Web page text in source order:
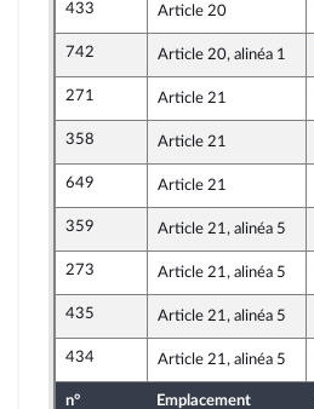
433 Article 20
742 Article 20, alinéa 1
271 Article 21
358 Article 21
649 Article 21
359 Article 21, alinéa 5
273 Article 21, alinéa 5
435 Article 21, alinéa 5
434 Article 21, alinéa 5
n° Emplacement